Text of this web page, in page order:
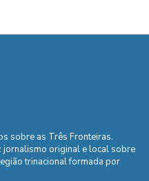
sobre as Três Fronteiras.
jornalismo original e local sobre
trinacional formada por